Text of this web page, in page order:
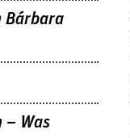
Bárbara
– Was